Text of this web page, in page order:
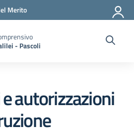
Merito
- Pascoli
autorizzazioni